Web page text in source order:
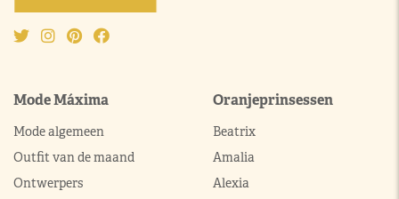
Mode Máxima
Mode algemeen
Outfit van de maand
Ontwerpers
Oranjeprinsessen
Beatrix
Amalia
Alexia